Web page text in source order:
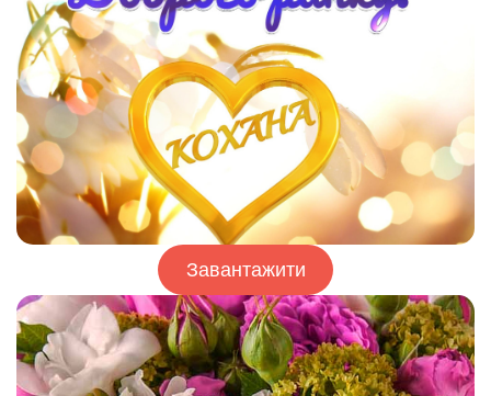
Завантажити